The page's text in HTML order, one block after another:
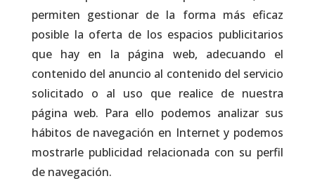
permiten gestionar de la forma más eficaz
posible la oferta de los espacios publicitarios
que hay en la página web, adecuando el
contenido del anuncio al contenido del servicio
solicitado o al uso que realice de nuestra
página web. Para ello podemos analizar sus
hábitos de navegación en Internet y podemos
mostrarle publicidad relacionada con su perfil
de navegación.